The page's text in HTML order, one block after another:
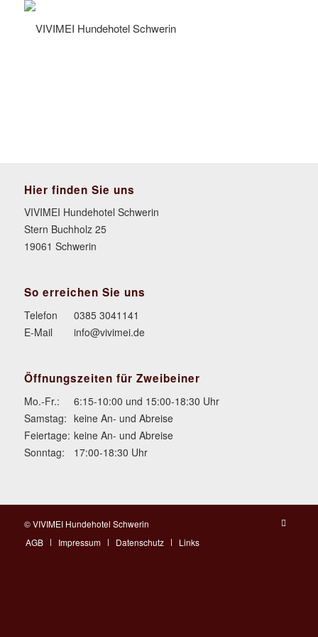
Hier finden Sie uns
VIVIMEI Hundehotel Schwerin
Stern Buchholz 25
19061 Schwerin
So erreichen Sie uns
Telefon
0385 3041141
E-Mail
info@vivimei.de
Öffnungszeiten für Zweibeiner
Mo.-Fr.:
6:15-10:00 und 15:00-18:30 Uhr
Samstag: keine An- und Abreise
Feiertage: keine An- und Abreise
Sonntag:
17:00-18:30 Uhr
© VIVIMEI Hundehotel Schwerin
AGB
Impressum Datenschutz Links